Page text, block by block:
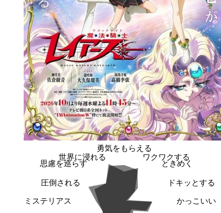
勇気をもらえる
ワクワクする
ときめく
ドキッとする
かっこいい
ミステリアス
圧倒される
思慮を巡らす
世界に浸れる